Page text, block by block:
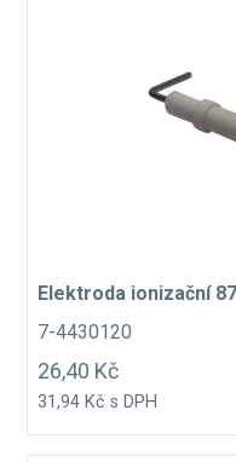
Elektroda ionizační
7-4430120
26,40 Kč
31,94 Kč s DPH